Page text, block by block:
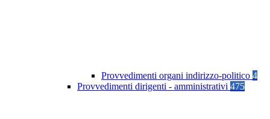
Provvedimenti organi indirizzo-politico 4
Provvedimenti dirigenti - amministrativi 475